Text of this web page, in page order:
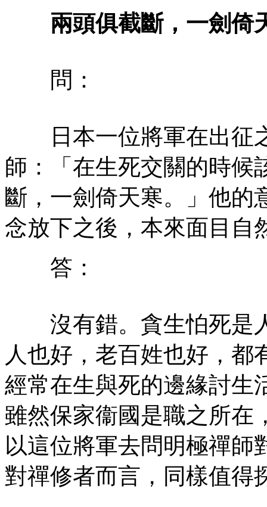
兩頭俱截斷，一劍倚
問：
日本一位將軍在出征
師：「在生死交關的時候
斷，一劍倚天寒。」他的
念放下之後，本來面目自
答：
沒有錯。貪生怕死是
人也好，老百姓也好，都
經常在生與死的邊緣討生
雖然保家衞國是職之所在
以這位將軍去問明極禪師
對禪修者而言，同樣值得